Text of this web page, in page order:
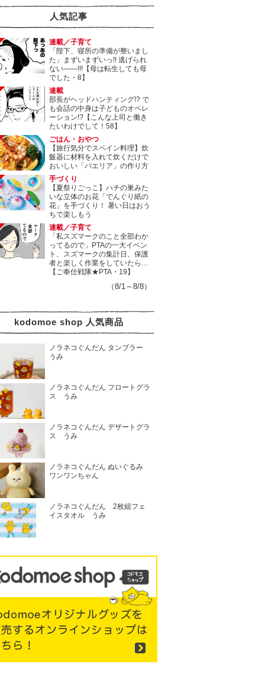
人気記事
連載／子育て
「陛下、寝所の準備が整いまし
た」まずいまずいっ!! 逃げられ
ない――!!!【母は転生しても母
でした・8】
連載
部長がヘッドハンティング!? で
も会話の中身は子どものオペレ
ーション!?【こんな上司と働き
たいわけでして！58】
ごはん・おやつ
【旅行気分でスペイン料理】炊
飯器に材料を入れて炊くだけで
おいしい「パエリア」の作り方
手づくり
【夏祭りごっこ】ハチの巣みた
いな立体のお花「でんぐり紙の
花」を手づくり！ 暑い日はおう
ちで楽しもう
連載／子育て
「私スズマークのこと全部わか
ってるので」PTAの一大イベン
ト、スズマークの集計日、保護
者と楽しく作業をしていたら…
【ご奉仕戦隊★PTA・19】
（8/1～8/8）
kodomoe shop 人気商品
ノラネコぐんだん タンブラー
うみ
ノラネコぐんだん フロートグラ
ス うみ
ノラネコぐんだん デザートグラ
ス うみ
ノラネコぐんだん ぬいぐるみ
ワンワンちゃん
ノラネコぐんだん 2枚組フェ
イスタオル うみ